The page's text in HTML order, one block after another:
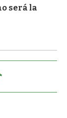
será la